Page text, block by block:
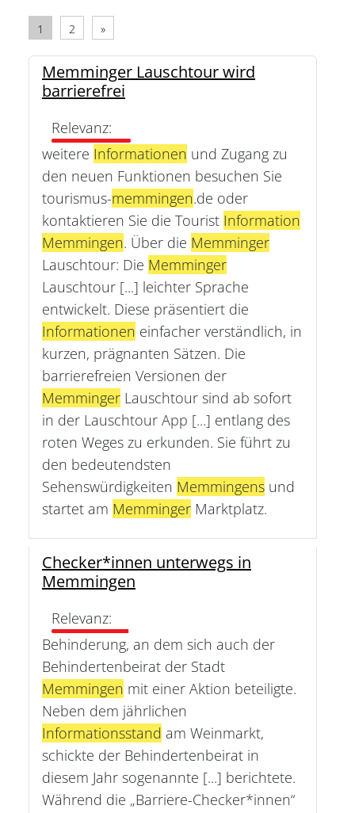
1 2 »
Memminger Lauschtour wird
barrierefrei
Relevanz:
weitere Informationen und Zugang zu
den neuen Funktionen besuchen Sie
tourismus-memmingen.de oder
kontaktieren Sie die Tourist Information
Memmingen. Über die Memminger
Lauschtour: Die Memminger
Lauschtour [...] leichter Sprache
entwickelt. Diese präsentiert die
Informationen einfacher verständlich, in
kurzen, prägnanten Sätzen. Die
barrierefreien Versionen der
Memminger Lauschtour sind ab sofort
in der Lauschtour App [...] entlang des
roten Weges zu erkunden. Sie führt zu
den bedeutendsten
Sehenswürdigkeiten Memmingens und
startet am Memminger Marktplatz.
Checker*innen unterwegs in
Memmingen
Relevanz:
Behinderung, an dem sich auch der
Behindertenbeirat der Stadt
Memmingen mit einer Aktion beteiligte.
Neben dem jährlichen
Informationsstand am Weinmarkt,
schickte der Behindertenbeirat in
diesem Jahr sogenannte [...] berichtete.
Während die „Barriere-Checker*innen“